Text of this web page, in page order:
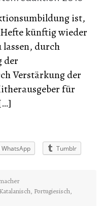
ist,
künftig wieder
durch
der
Verstärkung der
für
WhatsApp Tumblr
Katalanisch, Portugiesisch,